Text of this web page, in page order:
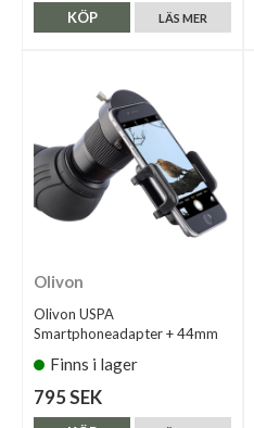
LÄS MER
KÖP
Olivon
Olivon USPA
Smartphoneadapter + 44mm
Finns i lager
795 SEK